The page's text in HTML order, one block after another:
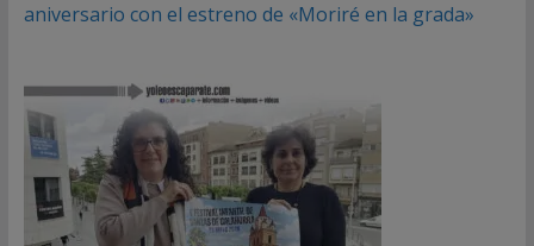
aniversario con el estreno de «Moriré en la grada»